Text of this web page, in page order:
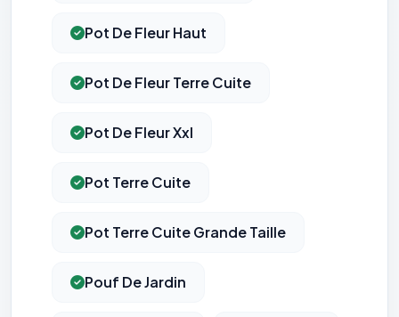
Pot De Fleur Haut
Pot De Fleur Terre Cuite
Pot De Fleur Xxl
Pot Terre Cuite
Pot Terre Cuite Grande Taille
Pouf De Jardin